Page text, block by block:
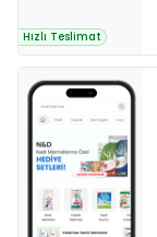
Hızlı Teslimat